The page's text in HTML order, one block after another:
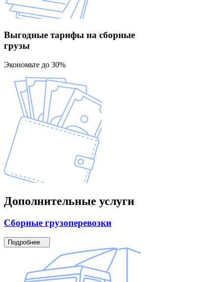
Выгодные тарифы на сборные
грузы
Экономьте до 30%
Дополнительные услуги
Сборные грузоперевозки
Подробнее